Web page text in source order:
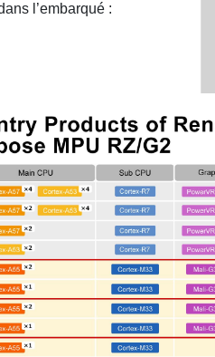
l’embarqué :